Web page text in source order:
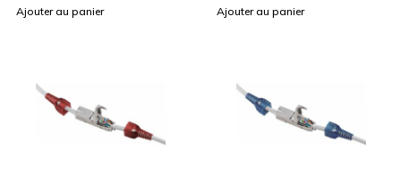
Ajouter au panier Ajouter au panier